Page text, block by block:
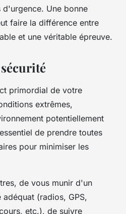
Une bonne
faire la différence entre
et une véritable épreuve.
primordial de votre
extrêmes,
potentiellement
de prendre toutes
pour minimiser les
de vous munir d'un
(radios, GPS,
etc.), de suivre